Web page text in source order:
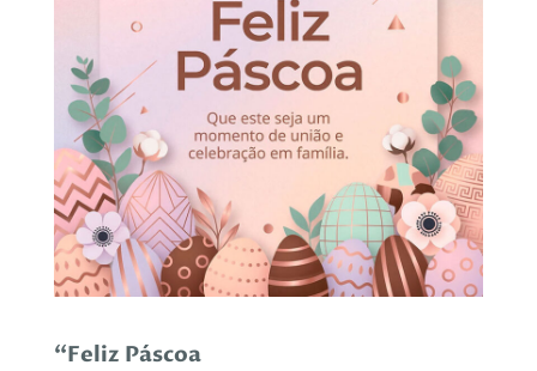
“Feliz Páscoa